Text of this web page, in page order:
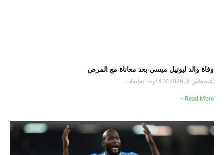
وفاة والد ليونيل ميسي بعد معاناة مع المرض
أغسطس 8, 2026 لا توجد تعليقات
Read More »